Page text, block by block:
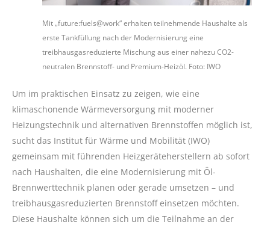
Mit „future:fuels@work“ erhalten teilnehmende Haushalte als
erste Tankfüllung nach der Modernisierung eine
treibhausgasreduzierte Mischung aus einer nahezu CO2-
neutralen Brennstoff- und Premium-Heizöl. Foto: IWO
Um im praktischen Einsatz zu zeigen, wie eine
klimaschonende Wärmeversorgung mit moderner
Heizungstechnik und alternativen Brennstoffen möglich ist,
sucht das Institut für Wärme und Mobilität (IWO)
gemeinsam mit führenden Heizgeräteherstellern ab sofort
nach Haushalten, die eine Modernisierung mit Öl-
Brennwerttechnik planen oder gerade umsetzen – und
treibhausgasreduzierten Brennstoff einsetzen möchten.
Diese Haushalte können sich um die Teilnahme an der